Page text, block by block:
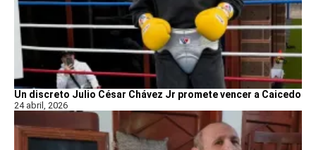
Un discreto Julio César Chávez Jr promete vencer a Caicedo
24 abril, 2026